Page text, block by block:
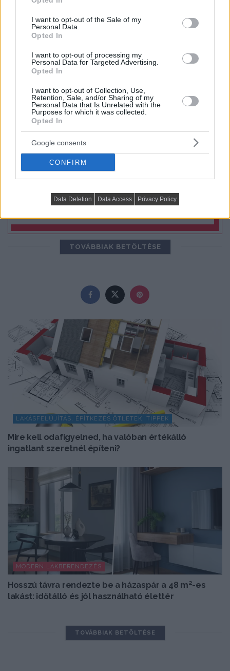
use your data for below specified purposes in below Google
consent section.
I want to opt-out of the Sale of my
Personal Data.
Opted In
I want to opt-out of processing my
Personal Data for Targeted Advertising.
Opted In
I want to opt-out of Collection, Use,
Retention, Sale, and/or Sharing of my
Personal Data that Is Unrelated with the
Purposes for which it was collected.
Opted In
Google consents
CONFIRM
Data Deletion Data Access Privacy Policy
5 látványos hálószobai megoldás,
TOVÁBBIAK BETÖLTÉSE
LAKÁSFELÚJÍTÁS, ÉPÍTKEZÉS ÖTLETEK, TIPPEK
Mire kell odafigyelned, ha valóban értékálló
ingatlant szeretnél építeni?
MODERN LAKBERENDEZÉS
Hosszú távra rendezte be a házaspár a 48 m²-es
lakást: időtálló és jól használható élettér
TOVÁBBIAK BETÖLTÉSE